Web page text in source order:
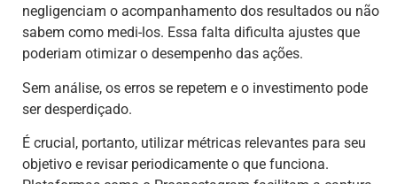
negligenciam o acompanhamento dos resultados ou não
sabem como medi-los. Essa falta dificulta ajustes que
poderiam otimizar o desempenho das ações.
Sem análise, os erros se repetem e o investimento pode
ser desperdiçado.
É crucial, portanto, utilizar métricas relevantes para seu
objetivo e revisar periodicamente o que funciona.